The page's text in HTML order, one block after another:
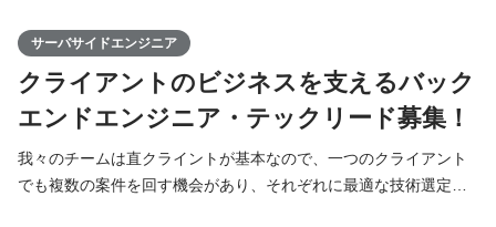
サーバサイドエンジニア
クライアントのビジネスを支えるバック
エンドエンジニア・テックリード募集！
我々のチームは直クライントが基本なので、一つのクライアント
でも複数の案件を回す機会があり、それぞれに最適な技術選定に